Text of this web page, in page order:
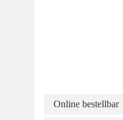
Online bestellbar